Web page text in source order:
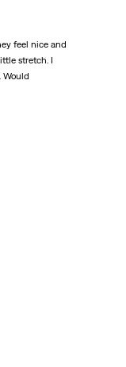
feel nice and
stretch. I
Would